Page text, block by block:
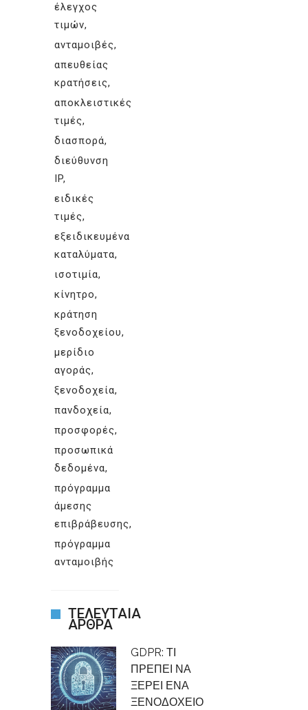
έλεγχος
τιμών
ανταμοιβές
απευθείας
κρατήσεις
αποκλειστικές
τιμές
διασπορά
διεύθυνση
IP
ειδικές
τιμές
εξειδικευμένα
καταλύματα
ισοτιμία
κίνητρο
κράτηση
ξενοδοχείου
μερίδιο
αγοράς
ξενοδοχεία
πανδοχεία
προσφορές
προσωπικά
δεδομένα
πρόγραμμα
άμεσης
επιβράβευσης
πρόγραμμα
ανταμοιβής
ΤΕΛΕΥΤΑΙΑ
ΑΡΘΡΑ
GDPR: ΤΙ
ΠΡΕΠΕΙ ΝΑ
ΞΕΡΕΙ ΕΝΑ
ΞΕΝΟΔΟΧΕΙΟ